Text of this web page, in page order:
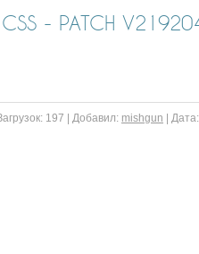
- PATCH
197 Добавил: mishgun Дата: